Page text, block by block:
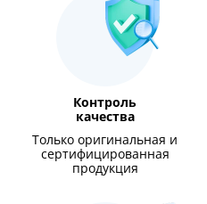
Контроль
качества
Только оригинальная и
сертифицированная
продукция